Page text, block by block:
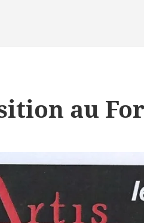
au